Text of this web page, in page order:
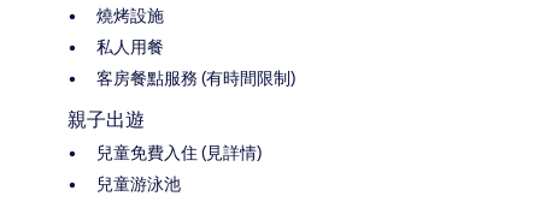
燒烤設施
私人用餐
客房餐點服務 (有時間限制)
親子出遊
兒童免費入住 (見詳情)
兒童游泳池